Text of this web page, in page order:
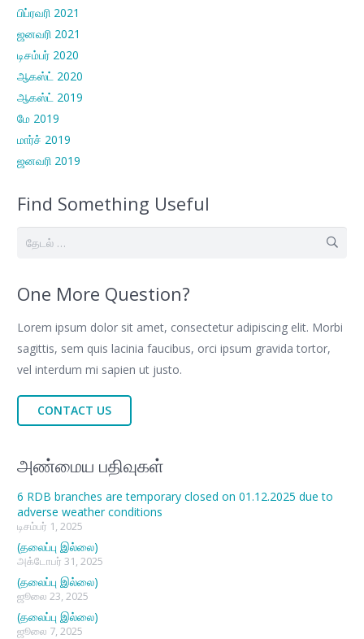
பிப்ரவரி 2021
ஜனவரி 2021
டிசம்பர் 2020
ஆகஸ்ட் 2020
ஆகஸ்ட் 2019
மே 2019
மார்ச் 2019
ஜனவரி 2019
Find Something Useful
இதற்காகத்
One More Question?
Lorem ipsum dolor sit amet, consectetur adipiscing elit. Morbi
sagittis, sem quis lacinia faucibus, orci ipsum gravida tortor,
vel interdum mi sapien ut justo.
CONTACT US
அண்மைய பதிவுகள்
6 RDB branches are temporary closed on 01.12.2025 due to
adverse weather conditions
டிசம்பர் 1, 2025
(தலைப்பு இல்லை)
அக்டோபர் 31, 2025
(தலைப்பு இல்லை)
ஜூலை 23, 2025
(தலைப்பு இல்லை)
ஜூலை 7, 2025